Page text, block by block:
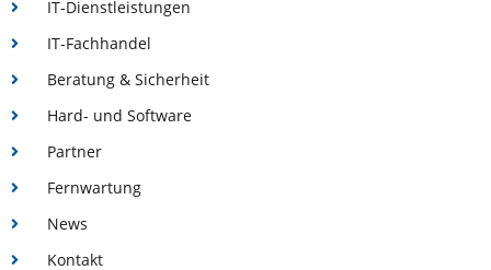
IT-Dienstleistungen
IT-Fachhandel
Beratung & Sicherheit
Hard- und Software
Partner
Fernwartung
News
Kontakt